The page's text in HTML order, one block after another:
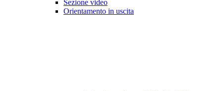
Sezione video
Orientamento in uscita